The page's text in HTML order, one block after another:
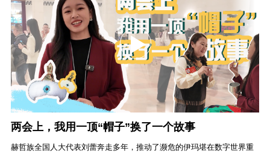
两会上，我用一顶“帽子”换了一个故事
赫哲族全国人大代表刘蕾奔走多年，推动了濒危的伊玛堪在数字世界重